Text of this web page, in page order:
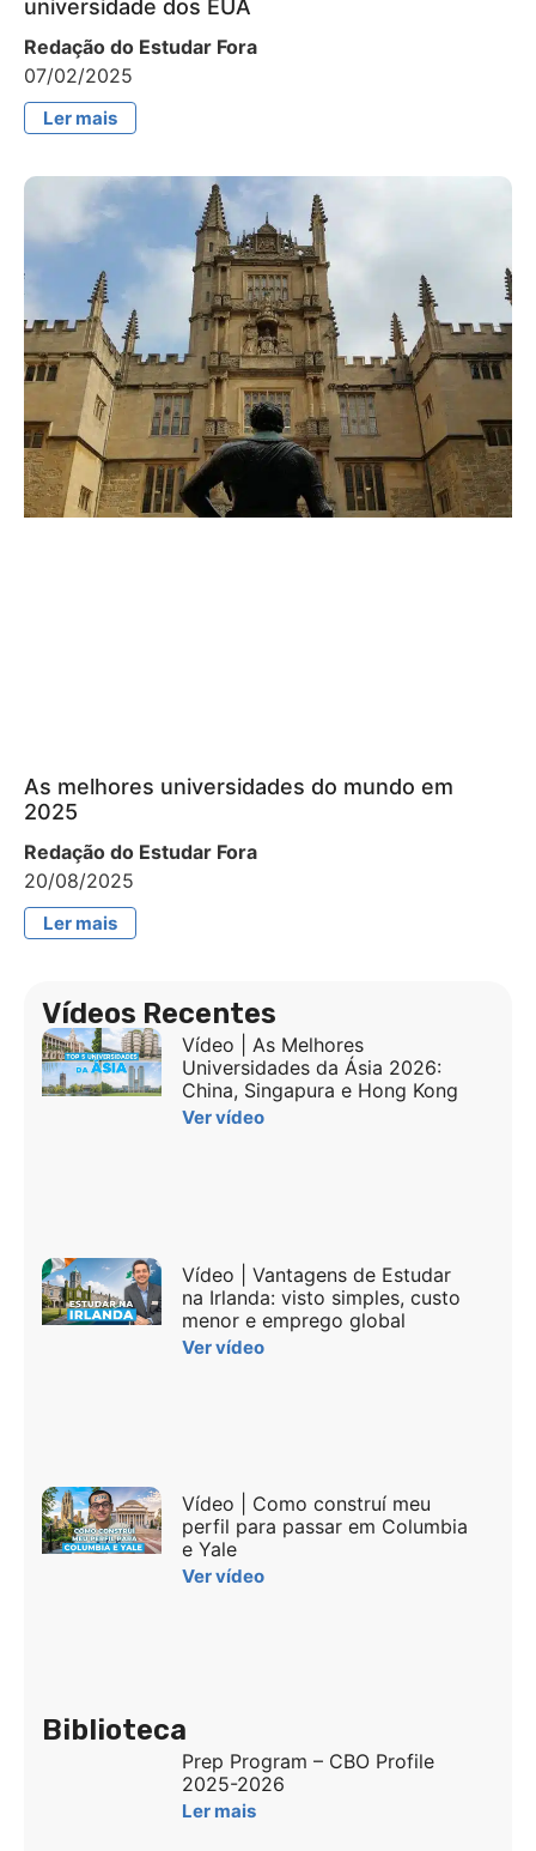
universidade dos EUA
Redação do Estudar Fora
07/02/2025
Ler mais
As melhores universidades do mundo em
2025
Redação do Estudar Fora
20/08/2025
Ler mais
Vídeos Recentes
Vídeo | As Melhores
Universidades da Ásia 2026:
China, Singapura e Hong Kong
Ver vídeo
Vídeo | Vantagens de Estudar
na Irlanda: visto simples, custo
menor e emprego global
Ver vídeo
Vídeo | Como construí meu
perfil para passar em Columbia
e Yale
Ver vídeo
Biblioteca
Prep Program – CBO Profile
2025-2026
Ler mais